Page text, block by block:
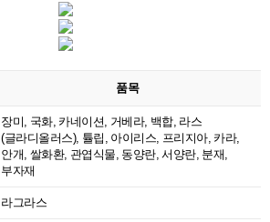
품목
장미, 국화, 카네이션, 거베라, 백합, 라스
(글라디올러스), 튤립, 아이리스, 프리지아, 카라,
안개, 쌀화환, 관엽식물, 동양란, 서양란, 분재,
부자재
라그라스